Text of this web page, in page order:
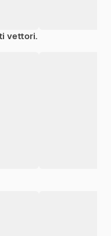
vettori.